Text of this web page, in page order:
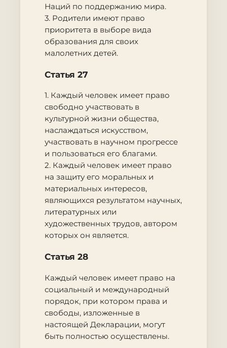
Наций по поддержанию мира.
3. Родители имеют право
приоритета в выборе вида
образования для своих
малолетних детей.
Статья 27
1. Каждый человек имеет право
свободно участвовать в
культурной жизни общества,
наслаждаться искусством,
участвовать в научном прогрессе
и пользоваться его благами.
2. Каждый человек имеет право
на защиту его моральных и
материальных интересов,
являющихся результатом научных,
литературных или
художественных трудов, автором
которых он является.
Статья 28
Каждый человек имеет право на
социальный и международный
порядок, при котором права и
свободы, изложенные в
настоящей Декларации, могут
быть полностью осуществлены.